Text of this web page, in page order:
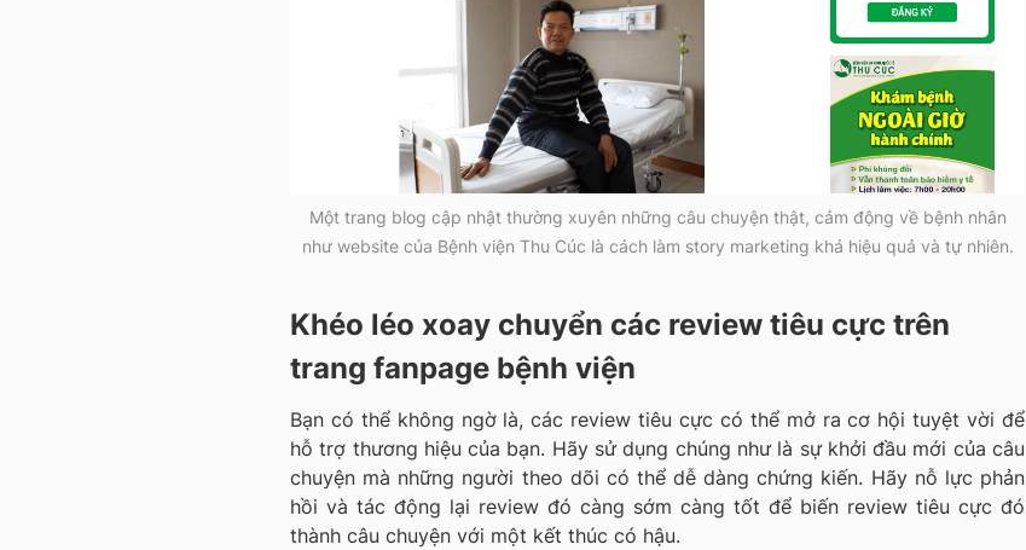
Một trang blog cập nhật thường xuyên những câu chuyện thật, cảm động về bệnh nhân
như website của Bệnh viện Thu Cúc là cách làm story marketing khá hiệu quả và tự nhiên.
Khéo léo xoay chuyển các review tiêu cực trên
trang fanpage bệnh viện
Bạn có thể không ngờ là, các review tiêu cực có thể mở ra cơ hội tuyệt vời để
hỗ trợ thương hiệu của bạn. Hãy sử dụng chúng như là sự khởi đầu mới của câu
chuyện mà những người theo dõi có thể dễ dàng chứng kiến. Hãy nỗ lực phản
hồi và tác động lại review đó càng sớm càng tốt để biến review tiêu cực đó
thành câu chuyện với một kết thúc có hậu.